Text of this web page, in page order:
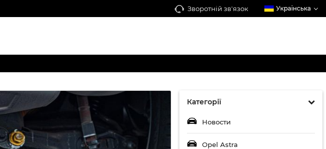
Зворотній зв'язок Українська
Категорії
Новости
Opel Astra